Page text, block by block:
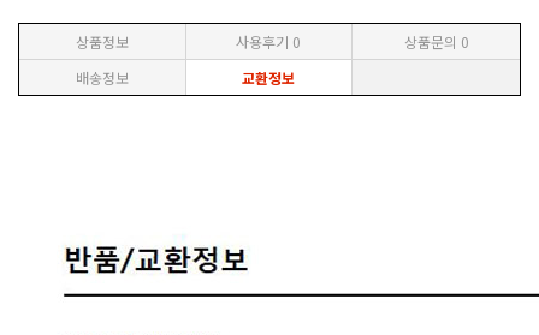
상품정보 사용후기 0 상품문의 0
배송정보
교환정보